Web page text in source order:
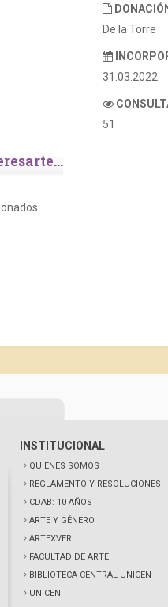
De la Torre
31.03.2022
51
INSTITUCIONAL
QUIENES SOMOS
REGLAMENTO Y RESOLUCIONES
CDAB: 10 AÑOS
ARTE Y GÉNERO
ARTEXVER
FACULTAD DE ARTE
BIBLIOTECA CENTRAL UNICEN
UNICEN